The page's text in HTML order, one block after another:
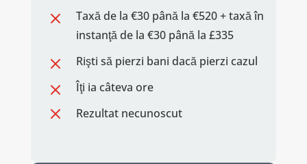
M
Taxă de la €30 până la €520 + taxă în
instanţă de la €30 până la £335
M Rişti să pierzi bani dacă pierzi cazul
M Îţi ia câteva ore
M Rezultat necunoscut